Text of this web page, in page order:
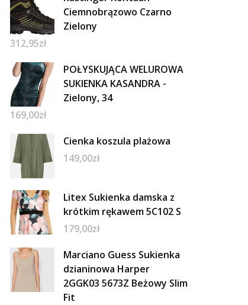
Ciemnobrązowo Czarno
Zielony
312,95zł
POŁYSKUJĄCA WELUROWA
SUKIENKA KASANDRA -
Zielony, 34
169,00zł
Cienka koszula plażowa
149,00zł
Litex Sukienka damska z
krótkim rękawem 5C102 S
179,00zł
Marciano Guess Sukienka
dzianinowa Harper
2GGK03 5673Z Beżowy Slim
Fit